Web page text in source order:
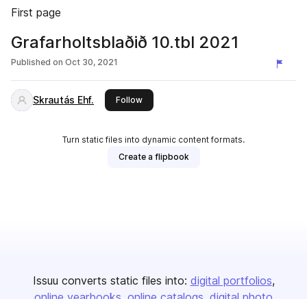
First page
Grafarholtsblaðið 10.tbl 2021
Published on Oct 30, 2021
Skrautás Ehf. Followthis publisher
Turn static files into dynamic content formats.
Create a flipbook
Issuu converts static files into: digital portfolios